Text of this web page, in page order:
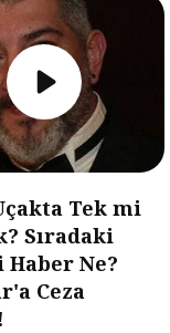
Tek mi
Sıradaki
Ne?
Ceza